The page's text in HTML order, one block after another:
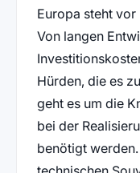
Europa steht
Von langen
Hürden, die es
geht es um die
bei der
benötigt